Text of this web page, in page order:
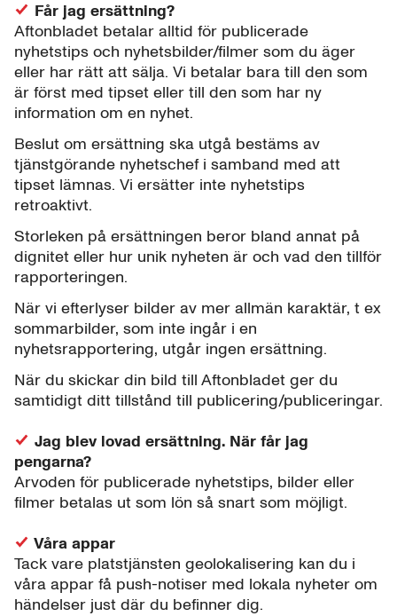
Får jag ersättning?
Aftonbladet betalar alltid för publicerade
nyhetstips och nyhetsbilder/filmer som du äger
eller har rätt att sälja. Vi betalar bara till den som
är först med tipset eller till den som har ny
information om en nyhet.
Beslut om ersättning ska utgå bestäms av
tjänstgörande nyhetschef i samband med att
tipset lämnas. Vi ersätter inte nyhetstips
retroaktivt.
Storleken på ersättningen beror bland annat på
dignitet eller hur unik nyheten är och vad den tillför
rapporteringen.
När vi efterlyser bilder av mer allmän karaktär, t ex
sommarbilder, som inte ingår i en
nyhetsrapportering, utgår ingen ersättning.
När du skickar din bild till Aftonbladet ger du
samtidigt ditt tillstånd till publicering/publiceringar.
Jag blev lovad ersättning. När får jag
pengarna?
Arvoden för publicerade nyhetstips, bilder eller
filmer betalas ut som lön så snart som möjligt.
Våra appar
Tack vare platstjänsten geolokalisering kan du i
våra appar få push-notiser med lokala nyheter om
händelser just där du befinner dig.